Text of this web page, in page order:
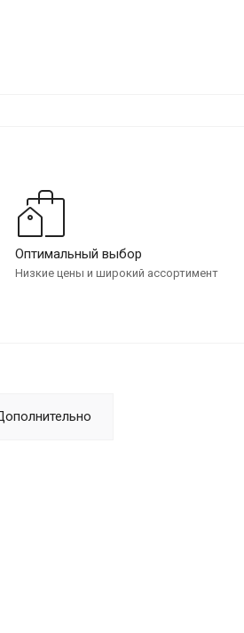
Оптимальный выбор
Низкие цены и широкий ассортимент